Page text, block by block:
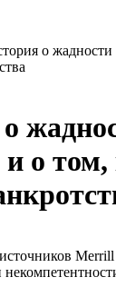
о
о том,